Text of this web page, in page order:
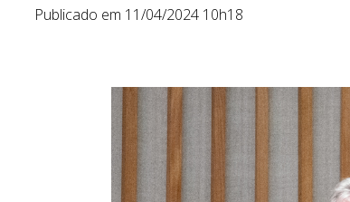
Publicado em 11/04/2024 10h18